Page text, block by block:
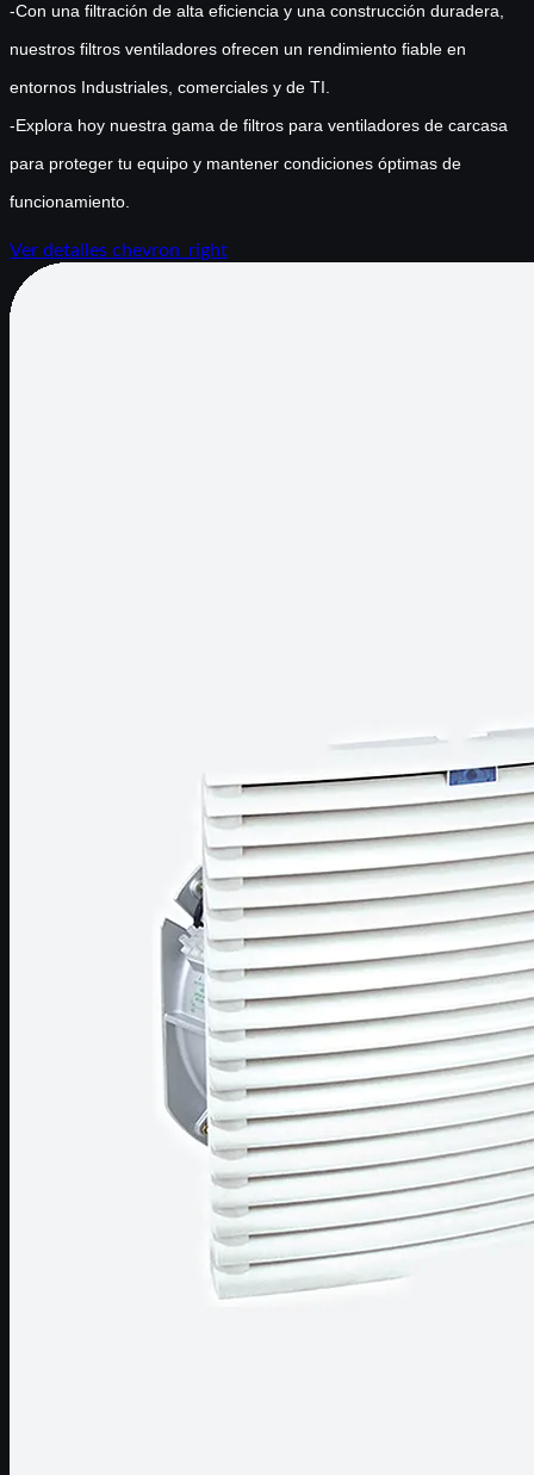
-Con una filtración de alta eficiencia y una construcción duradera,
nuestros filtros ventiladores ofrecen un rendimiento fiable en
entornos Industriales, comerciales y de TI.
-Explora hoy nuestra gama de filtros para ventiladores de carcasa
para proteger tu equipo y mantener condiciones óptimas de
funcionamiento.
Ver detalles chevron_right